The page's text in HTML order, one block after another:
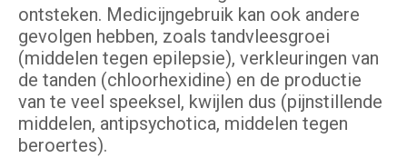
ontsteken. Medicijngebruik kan ook andere
gevolgen hebben, zoals tandvleesgroei
(middelen tegen epilepsie), verkleuringen van
de tanden (chloorhexidine) en de productie
van te veel speeksel, kwijlen dus (pijnstillende
middelen, antipsychotica, middelen tegen
beroertes).